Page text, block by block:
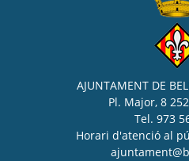
AJUNTAMENT DE
Pl. Major, 8
Tel. 973
Horari d'atenció al